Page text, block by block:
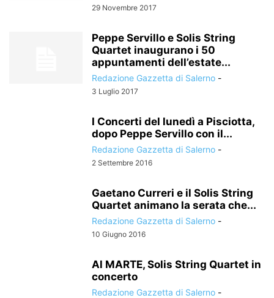
29 Novembre 2017
Peppe Servillo e Solis String
Quartet inaugurano i 50
appuntamenti dell’estate...
Redazione Gazzetta di Salerno -
3 Luglio 2017
I Concerti del lunedì a Pisciotta,
dopo Peppe Servillo con il...
Redazione Gazzetta di Salerno -
2 Settembre 2016
Gaetano Curreri e il Solis String
Quartet animano la serata che...
Redazione Gazzetta di Salerno -
10 Giugno 2016
Al MARTE, Solis String Quartet in
concerto
Redazione Gazzetta di Salerno -